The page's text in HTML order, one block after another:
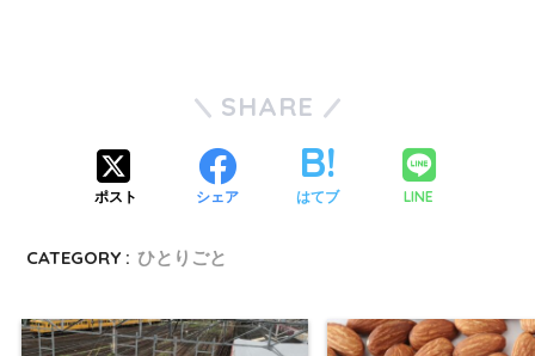
SHARE
ポスト シェア はてブ LINE
CATEGORY : ひとりごと